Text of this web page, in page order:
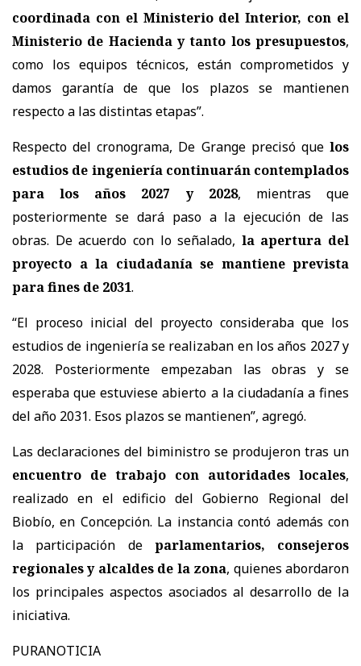
coordinada con el Ministerio del Interior, con el
Ministerio de Hacienda y tanto los presupuestos,
como los equipos técnicos, están comprometidos y
damos garantía de que los plazos se mantienen
respecto a las distintas etapas”.
Respecto del cronograma, De Grange precisó que los
estudios de ingeniería continuarán contemplados
para los años 2027 y 2028, mientras que
posteriormente se dará paso a la ejecución de las
obras. De acuerdo con lo señalado, la apertura del
proyecto a la ciudadanía se mantiene prevista
para fines de 2031.
“El proceso inicial del proyecto consideraba que los
estudios de ingeniería se realizaban en los años 2027 y
2028. Posteriormente empezaban las obras y se
esperaba que estuviese abierto a la ciudadanía a fines
del año 2031. Esos plazos se mantienen”, agregó.
Las declaraciones del biministro se produjeron tras un
encuentro de trabajo con autoridades locales,
realizado en el edificio del Gobierno Regional del
Biobío, en Concepción. La instancia contó además con
la participación de parlamentarios, consejeros
regionales y alcaldes de la zona, quienes abordaron
los principales aspectos asociados al desarrollo de la
iniciativa.
PURANOTICIA